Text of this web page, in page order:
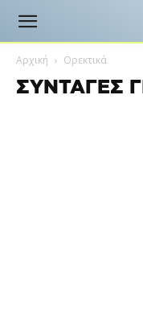
Αρχική Ορεκτικά
ΣΥΝΤΑΓΈΣ